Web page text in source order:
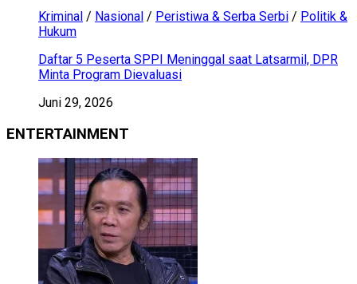
Kriminal / Nasional / Peristiwa & Serba Serbi / Politik &
Hukum
Daftar 5 Peserta SPPI Meninggal saat Latsarmil, DPR
Minta Program Dievaluasi
Juni 29, 2026
ENTERTAINMENT